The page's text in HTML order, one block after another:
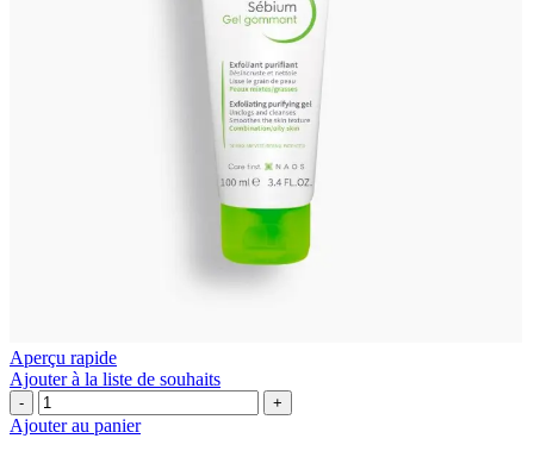
Aperçu rapide
Ajouter à la liste de souhaits
quantité
de
Bioderma
Ajouter au panier